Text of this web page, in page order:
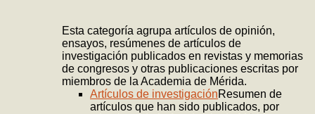
Esta categoría agrupa artículos de opinión,
ensayos, resúmenes de artículos de
investigación publicados en revistas y memorias
de congresos y otras publicaciones escritas por
miembros de la Academia de Mérida.
Artículos de investigaciónResumen de
artículos que han sido publicados, por